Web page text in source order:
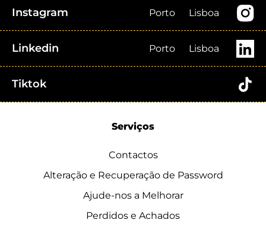
Instagram Porto Lisboa
Linkedin Porto Lisboa
Tiktok
Serviços
Contactos
Alteração e Recuperação de Password
Ajude-nos a Melhorar
Perdidos e Achados